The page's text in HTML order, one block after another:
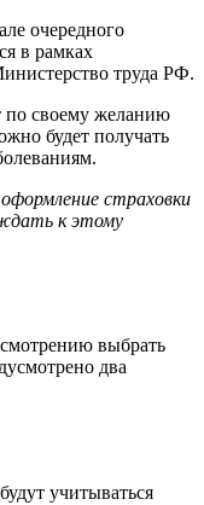
очередного
в рамках
труда РФ.
своему желанию
будет получать
страховки
к этому
выбрать
два
учитываться